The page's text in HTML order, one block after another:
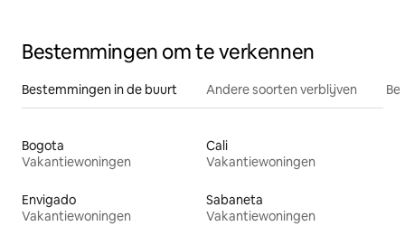
Bestemmingen om te verkennen
Bestemmingen in de buurt Andere soorten verblijven
Bogota
Vakantiewoningen
Cali
Vakantiewoningen
Envigado
Vakantiewoningen
Sabaneta
Vakantiewoningen